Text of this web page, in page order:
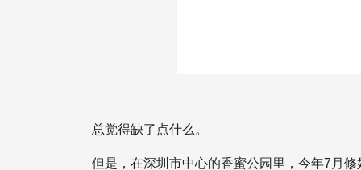
总觉得缺了点什么。
但是，在深圳市中心的香蜜公园里，今年7月修